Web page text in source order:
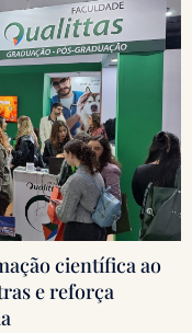
científica ao
e reforça